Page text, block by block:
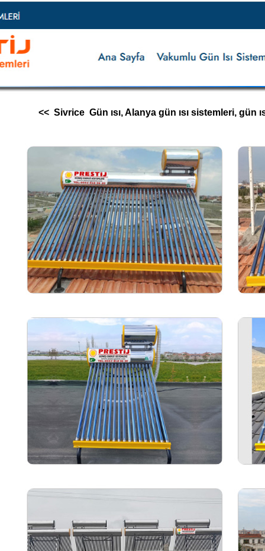
<< Sivrice Gün ısı, Alanya gün ısı sistemleri, gün